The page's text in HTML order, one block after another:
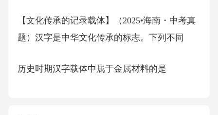
【文化传承的记录载体】（2025•海南・中考真
题）汉字是中华文化传承的标志。下列不同
历史时期汉字载体中属于金属材料的是